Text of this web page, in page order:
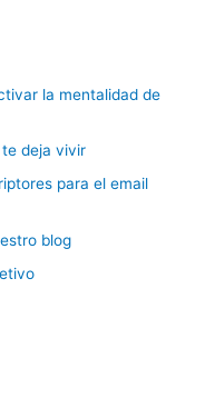
la mentalidad de
deja vivir
para el email
blog